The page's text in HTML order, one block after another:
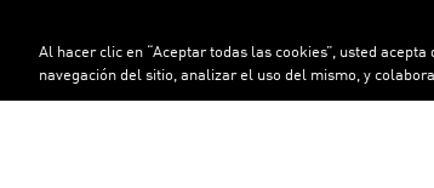
©PUMA, 2026. Todos los derechos reservados
Al hacer clic en “Aceptar todas las cookies”, usted
navegación del sitio, analizar el uso del mismo, y